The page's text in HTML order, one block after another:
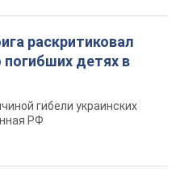
раскритиковал
детях в
гибели украинских
РФ